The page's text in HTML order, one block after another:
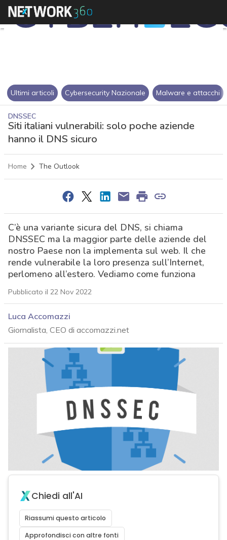
Ultimi articoli Cybersecurity Nazionale Malware e attacchi
DNSSEC
Siti italiani vulnerabili: solo poche aziende
hanno il DNS sicuro
Home The Outlook
C’è una variante sicura del DNS, si chiama
DNSSEC ma la maggior parte delle aziende del
nostro Paese non la implementa sul web. Il che
rende vulnerabile la loro presenza sull’Internet,
perlomeno all’estero. Vediamo come funziona
Pubblicato il 22 Nov 2022
Luca Accomazzi
Giornalista, CEO di accomazzi.net
Chiedi all'AI
Riassumi questo articolo
Approfondisci con altre fonti